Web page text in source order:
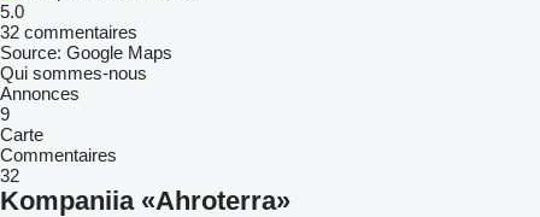
5.0
32 commentaires
Source: Google Maps
Qui sommes-nous
Annonces
9
Carte
Commentaires
32
Kompaniia «Ahroterra»